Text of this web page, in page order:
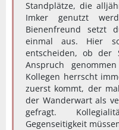
Standplätze, die
Imker genutzt
Bienenfreund setzt
einmal aus. Hier
entscheiden, ob der
Anspruch
Kollegen herrscht
zuerst kommt, der
der Wanderwart als
gefragt.
Gegenseitigkeit